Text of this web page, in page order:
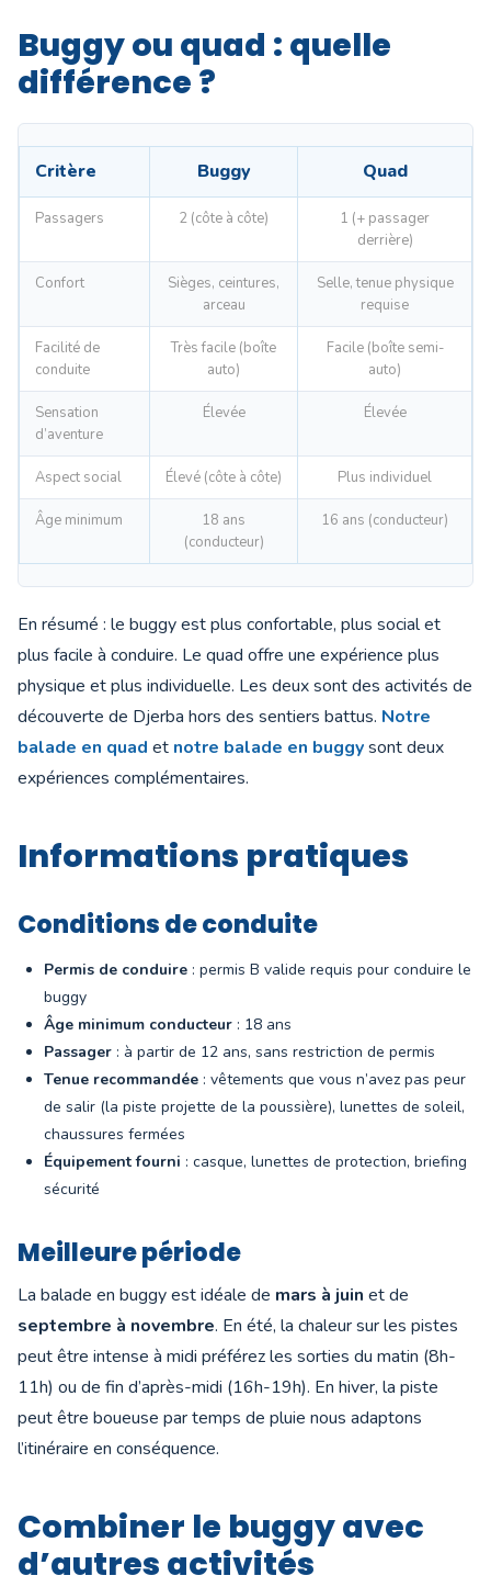
Buggy ou quad : quelle
différence ?
Critère Buggy Quad
Passagers 2 (côte à côte)
1 (+ passager
derrière)
Confort
Sièges, ceintures,
arceau
Selle, tenue physique
requise
Facilité de
conduite
Très facile (boîte
auto)
Facile (boîte semi-
auto)
Sensation
d’aventure
Élevée Élevée
Aspect social Élevé (côte à côte) Plus individuel
Âge minimum
18 ans
(conducteur)
16 ans (conducteur)
En résumé : le buggy est plus confortable, plus social et
plus facile à conduire. Le quad offre une expérience plus
physique et plus individuelle. Les deux sont des activités de
découverte de Djerba hors des sentiers battus. Notre
balade en quad et notre balade en buggysont deux
expériences complémentaires.
Informations pratiques
Conditions de conduite
Permis de conduire : permis B valide requis pour conduire le
buggy
Âge minimum conducteur : 18 ans
Passager : à partir de 12 ans, sans restriction de permis
Tenue recommandée : vêtements que vous n’avez pas peur
de salir (la piste projette de la poussière), lunettes de soleil,
chaussures fermées
Équipement fourni : casque, lunettes de protection, briefing
sécurité
Meilleure période
La balade en buggy est idéale de mars à juin et de
septembre à novembre. En été, la chaleur sur les pistes
peut être intense à midi préférez les sorties du matin (8h-
11h) ou de fin d’après-midi (16h-19h). En hiver, la piste
peut être boueuse par temps de pluie nous adaptons
l’itinéraire en conséquence.
Combiner le buggy avec
d’autres activités